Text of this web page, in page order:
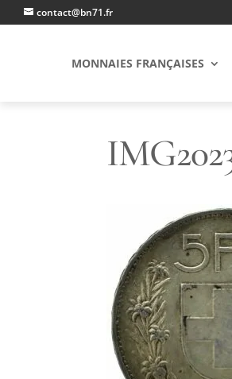
contact@bn71.fr
MONNAIES FRANÇAISES